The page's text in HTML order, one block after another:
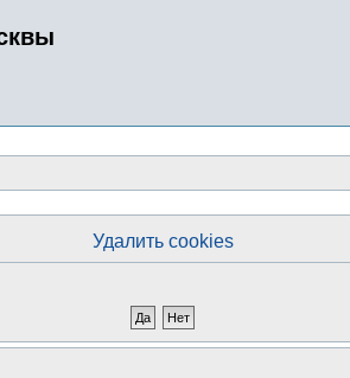
Удалить cookies